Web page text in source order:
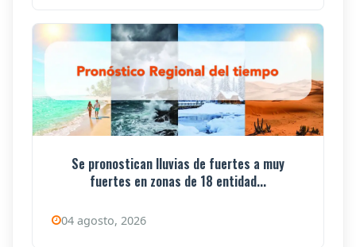
Se pronostican lluvias de fuertes a muy
fuertes en zonas de 18 entidad...
04 agosto, 2026